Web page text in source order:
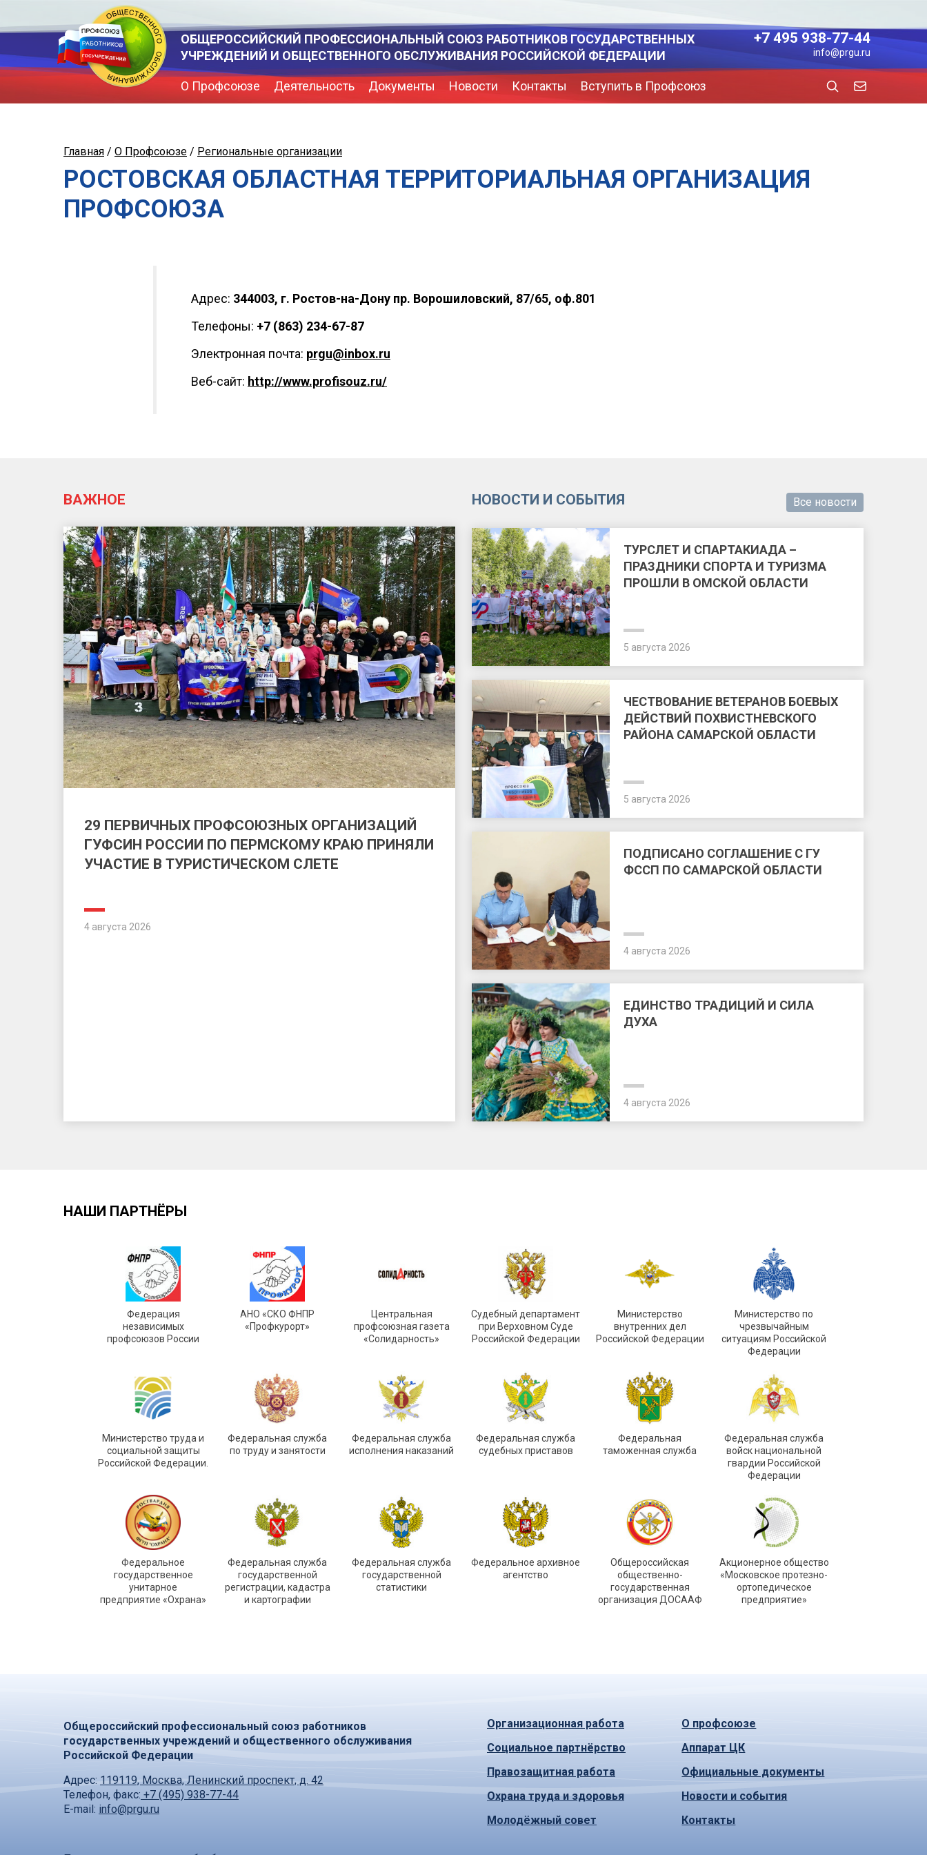
ОБЩЕРОССИЙСКИЙ ПРОФЕССИОНАЛЬНЫЙ СОЮЗ РАБОТНИКОВ ГОСУДАРСТВЕННЫХ
УЧРЕЖДЕНИЙ И ОБЩЕСТВЕННОГО ОБСЛУЖИВАНИЯ РОССИЙСКОЙ ФЕДЕРАЦИИ
+7 495 938-77-44
info@prgu.ru
О Профсоюзе Деятельность Документы Новости Контакты Вступить в Профсоюз
Главная / О Профсоюзе / Региональные организации
РОСТОВСКАЯ ОБЛАСТНАЯ ТЕРРИТОРИАЛЬНАЯ ОРГАНИЗАЦИЯ
ПРОФСОЮЗА
Адрес: 344003, г. Ростов-на-Дону пр. Ворошиловский, 87/65, оф.801
Телефоны: +7 (863) 234-67-87
Электронная почта: prgu@inbox.ru
Веб-сайт: http://www.profisouz.ru/
ВАЖНОЕ
29 ПЕРВИЧНЫХ ПРОФСОЮЗНЫХ ОРГАНИЗАЦИЙ
ГУФСИН РОССИИ ПО ПЕРМСКОМУ КРАЮ ПРИНЯЛИ
УЧАСТИЕ В ТУРИСТИЧЕСКОМ СЛЕТЕ
4 августа 2026
НОВОСТИ И СОБЫТИЯ Все новости
ТУРСЛЕТ И СПАРТАКИАДА –
ПРАЗДНИКИ СПОРТА И ТУРИЗМА
ПРОШЛИ В ОМСКОЙ ОБЛАСТИ
5 августа 2026
ЧЕСТВОВАНИЕ ВЕТЕРАНОВ БОЕВЫХ
ДЕЙСТВИЙ ПОХВИСТНЕВСКОГО
РАЙОНА САМАРСКОЙ ОБЛАСТИ
5 августа 2026
ПОДПИСАНО СОГЛАШЕНИЕ С ГУ
ФССП ПО САМАРСКОЙ ОБЛАСТИ
4 августа 2026
ЕДИНСТВО ТРАДИЦИЙ И СИЛА
ДУХА
4 августа 2026
НАШИ ПАРТНЁРЫ
Федерация
независимых
профсоюзов России
АНО «СКО ФНПР
«Профкурорт»
Центральная
профсоюзная газета
«Солидарность»
Судебный департамент
при Верховном Суде
Российской Федерации
Министерство
внутренних дел
Российской Федерации
Министерство по
чрезвычайным
ситуациям Российской
Федерации
Министерство труда и
социальной защиты
Российской Федерации.
Федеральная служба
по труду и занятости
Федеральная служба
исполнения наказаний
Федеральная служба
судебных приставов
Федеральная
таможенная служба
Федеральная служба
войск национальной
гвардии Российской
Федерации
Федеральное
государственное
унитарное
предприятие «Охрана»
Федеральная служба
государственной
регистрации, кадастра
и картографии
Федеральная служба
государственной
статистики
Федеральное архивное
агентство
Общероссийская
общественно-
государственная
организация ДОСААФ
Акционерное общество
«Московское протезно-
ортопедическое
предприятие»
Общероссийский профессиональный союз работников
государственных учреждений и общественного обслуживания
Российской Федерации
Адрес: 119119, Москва, Ленинский проспект, д. 42
Телефон, факс: +7 (495) 938-77-44
E-mail: info@prgu.ru
Организационная работа
Социальное партнёрство
Правозащитная работа
Охрана труда и здоровья
Молодёжный совет
О профсоюзе
Аппарат ЦК
Официальные документы
Новости и события
Контакты